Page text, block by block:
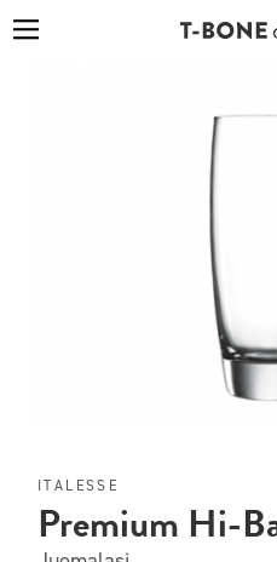
ITALESSE
Premium Hi-